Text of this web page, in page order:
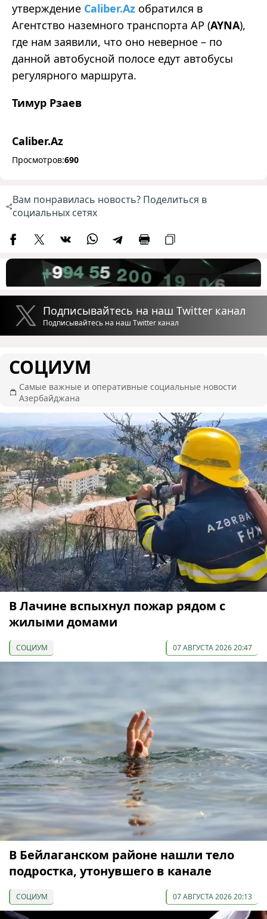
утверждение Caliber.Az обратился в
Агентство наземного транспорта АР (AYNA),
где нам заявили, что оно неверное – по
данной автобусной полосе едут автобусы
регулярного маршрута.
Тимур Рзаев
Caliber.Az
Просмотров:690
Вам понравилась новость? Поделиться в
социальных сетях
Подписывайтесь на наш Twitter канал
Подписывайтесь на наш Twitter канал
СОЦИУМ
Самые важные и оперативные социальные новости
Азербайджана
В Лачине вспыхнул пожар рядом с
жилыми домами
СОЦИУМ 07 АВГУСТА 2026 20:47
В Бейлаганском районе нашли тело
подростка, утонувшего в канале
СОЦИУМ 07 АВГУСТА 2026 20:13